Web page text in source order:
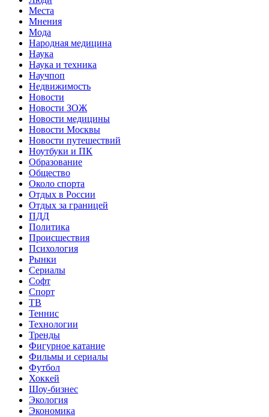
Места
Мнения
Мода
Народная медицина
Наука
Наука и техника
Научпоп
Недвижимость
Новости
Новости ЗОЖ
Новости медицины
Новости Москвы
Новости путешествий
Ноутбуки и ПК
Образование
Общество
Около спорта
Отдых в России
Отдых за границей
ПДД
Политика
Происшествия
Психология
Рынки
Сериалы
Софт
Спорт
ТВ
Теннис
Технологии
Тренды
Фигурное катание
Фильмы и сериалы
Футбол
Хоккей
Шоу-бизнес
Экология
Экономика